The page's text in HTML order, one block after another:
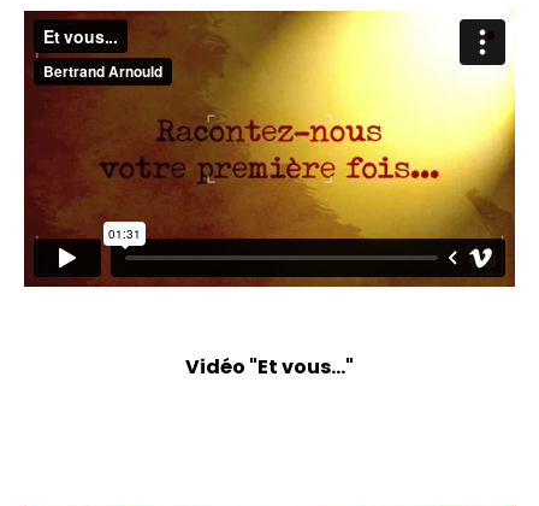
Vidéo "Et vous..."